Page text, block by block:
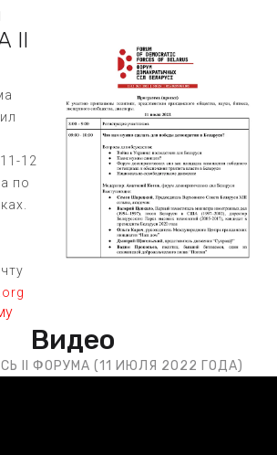
II
12
по
Видео
II ФОРУМА (11 ИЮЛЯ 2022 ГОДА)